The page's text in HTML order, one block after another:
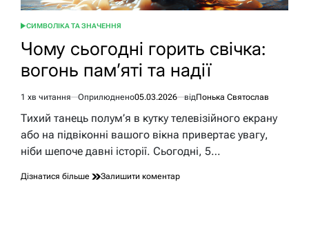
ОПУБЛІКУВАТИ
СИМВОЛІКА ТА ЗНАЧЕННЯ
Чому сьогодні горить свічка:
вогонь пам’яті та надії
Орієнтовний
час
1 хв читання Оприлюднено05.03.2026 відПонька Святослав
Тихий танець полум’я в кутку телевізійного екрану
або на підвіконні вашого вікна привертає увагу,
ніби шепоче давні історії. Сьогодні, 5…
Дізнатися більше Залишити коментардо